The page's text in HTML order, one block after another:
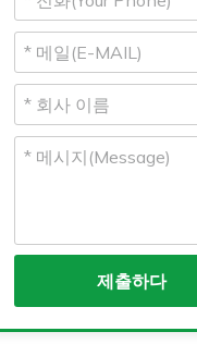
제출하다